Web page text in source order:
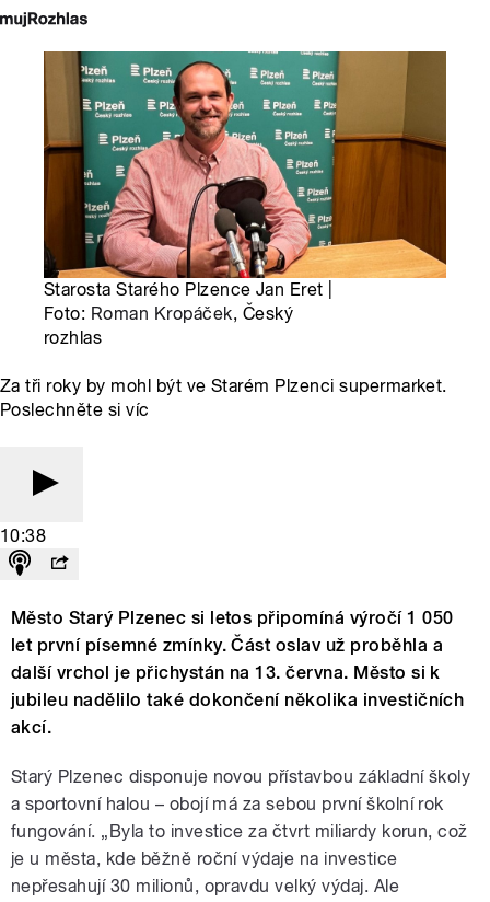
Starosta Starého Plzence Jan Eret |
Foto: Roman Kropáček, Český
rozhlas
Za tři roky by mohl být ve Starém Plzenci supermarket.
Poslechněte si víc
10:38
Město Starý Plzenec si letos připomíná výročí 1 050
let první písemné zmínky. Část oslav už proběhla a
další vrchol je přichystán na 13. června. Město si k
jubileu nadělilo také dokončení několika investičních
akcí.
Starý Plzenec disponuje novou přístavbou základní školy
a sportovní halou – obojí má za sebou první školní rok
fungování. „Byla to investice za čtvrt miliardy korun, což
je u města, kde běžně roční výdaje na investice
nepřesahují 30 milionů, opravdu velký výdaj. Ale